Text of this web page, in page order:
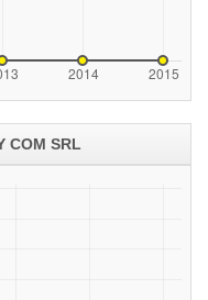
COM SRL